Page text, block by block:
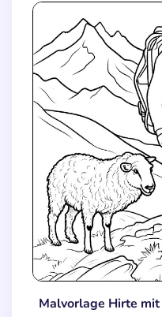
Malvorlage Hirte